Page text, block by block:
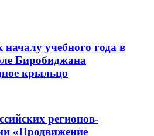
учебного года в
Биробиджана
крыльцо
регионов-
«Продвижение